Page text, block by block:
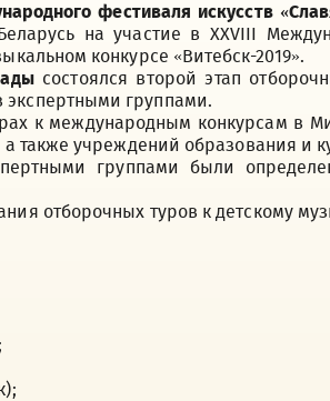
фестиваля искусств
на участие в XXVIII
конкурсе «Витебск-2019».
состоялся второй этап
экспертными группами.
к международным конкурсам в
также учреждений образования и
группами были
отборочных туров к детскому